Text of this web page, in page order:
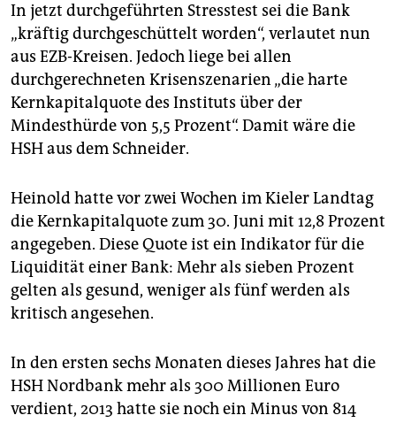
Rechtsform:Meist sind sie Anstalten des
öffentlichen Rechts, die HSH Nordbank ist eine
Aktiengesellschaft.
Eigentümer:Die HSH Nordbank gehört zu rund 85
Prozent Hamburg und Schleswig-Holstein. Träger der
Nord-LB sind Niedersachsen und Sachsen-Anhalt mit
rund 65 Prozent sowie die Sparkassenverbände der
55 Prozent die Mehrheit an der Bremer Landesbank.
In jetzt durchgeführten Stresstest sei die Bank
„kräftig durchgeschüttelt worden“, verlautet nun
aus EZB-Kreisen. Jedoch liege bei allen
durchgerechneten Krisenszenarien „die harte
Kernkapitalquote des Instituts über der
Mindesthürde von 5,5 Prozent“. Damit wäre die
HSH aus dem Schneider.
Heinold hatte vor zwei Wochen im Kieler Landtag
die Kernkapitalquote zum 30. Juni mit 12,8 Prozent
angegeben. Diese Quote ist ein Indikator für die
Liquidität einer Bank: Mehr als sieben Prozent
gelten als gesund, weniger als fünf werden als
kritisch angesehen.
In den ersten sechs Monaten dieses Jahres hat die
HSH Nordbank mehr als 300 Millionen Euro
verdient, 2013 hatte sie noch ein Minus von 814